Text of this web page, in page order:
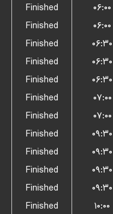
Finished
۰۶:۰۰
Finished
۰۶:۰۰
Finished
۰۶:۳۰
Finished
۰۶:۳۰
Finished
۰۶:۳۰
Finished
۰۷:۰۰
Finished
۰۷:۰۰
Finished
۰۹:۳۰
Finished
۰۹:۳۰
Finished
۰۹:۳۰
Finished
۰۹:۳۰
Finished
۱۰:۰۰